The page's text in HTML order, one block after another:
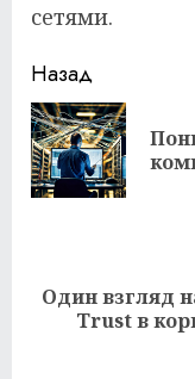
сетями.
чтение
Назад
Следующая
запись:
Один взгляд
Trust в